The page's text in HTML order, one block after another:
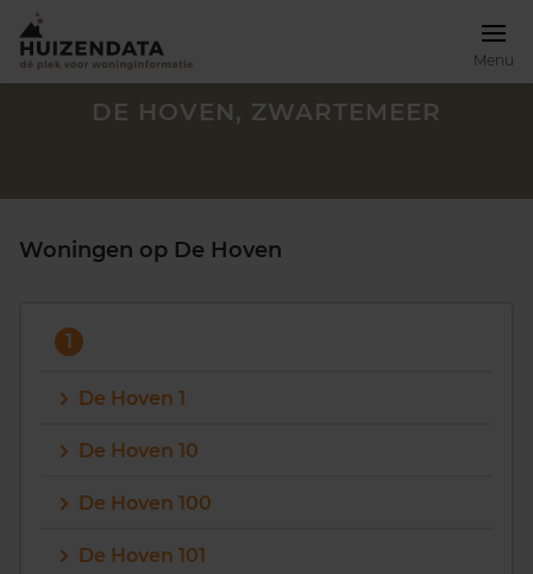
Menu
DE HOVEN, ZWARTEMEER
Woningen op De Hoven
1
De Hoven 1
De Hoven 10
De Hoven 100
De Hoven 101